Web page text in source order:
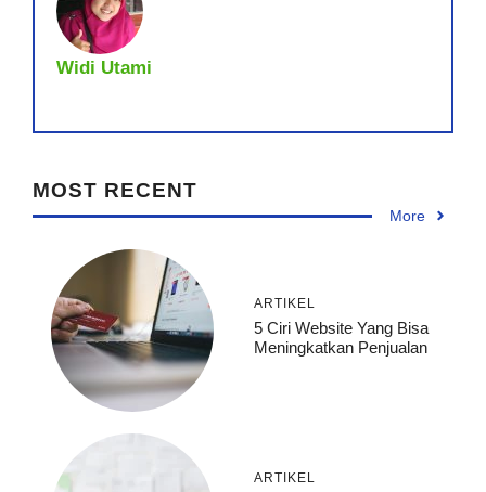
Widi Utami
MOST RECENT
More
ARTIKEL
5 Ciri Website Yang Bisa
Meningkatkan Penjualan
ARTIKEL